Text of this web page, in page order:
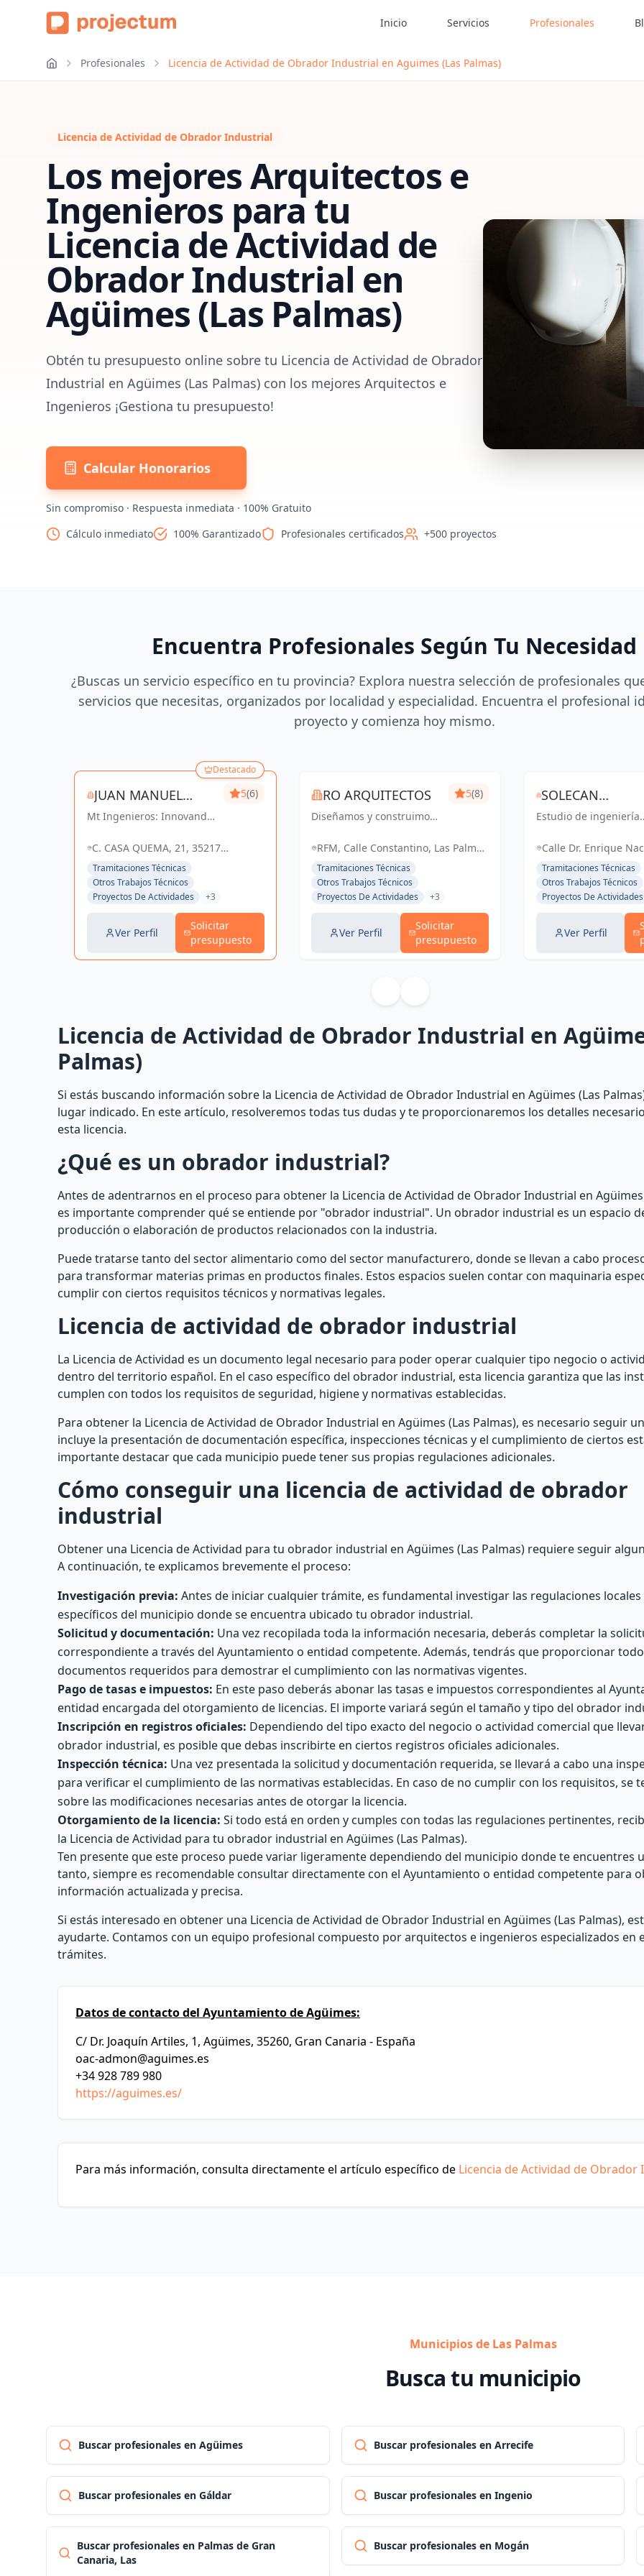
Inicio Servicios Profesionales
Profesionales Licencia de Actividad de Obrador Industrial en Aguimes (Las Palmas)
Licencia de Actividad de Obrador Industrial
Los mejores Arquitectos e
Ingenieros para tu
Licencia de Actividad de
Obrador Industrial en
Agüimes (Las Palmas)
Obtén tu presupuesto online sobre tu Licencia de Actividad de Obrador
Industrial en Agüimes (Las Palmas) con los mejores Arquitectos e
Ingenieros ¡Gestiona tu presupuesto!
Calcular Honorarios
Sin compromiso · Respuesta inmediata · 100% Gratuito
Cálculo inmediato
100% Garantizado Profesionales certificados +500 proyectos
Encuentra Profesionales Según Tu Necesidad
¿Buscas un servicio específico en tu provincia? Explora nuestra selección de profesionales
servicios que necesitas, organizados por localidad y especialidad. Encuentra el profesional
proyecto y comienza hoy mismo.
Destacado
JUAN MANUEL
TORRES SANCHEZ
Mt Ingenieros: Innovando
construyendo un futuro
Valsequillo de Gran
Canaria.
5(6)
C. CASA QUEMA, 21, 35217
VALSEQUILLO, LAS PALMAS,
ESPAÑA, España
Tramitaciones Técnicas
Otros Trabajos Técnicos
Proyectos De Actividades
+3
Ver Perfil
Solicitar
presupuesto
RO ARQUITECTOS
Diseñamos y construimos
que reflejan tu estilo de
necesidades, ofreciendo
una gama completa de
servicios de arquitectura y
5(8)
RFM, Calle Constantino, Las Palmas
de Gran Canaria, España, España
Tramitaciones Técnicas
Otros Trabajos Técnicos
Proyectos De Actividades
+3
Ver Perfil
Solicitar
presupuesto
SOLECAN
INGENEIRIA Y
DESPACHO
TÉCNICO
Estudio de ingeniería
integrales,
por su enfoque en el
trato humano y directo
con el cliente.
Calle Dr. Enrique
Hernández,
España
Tramitaciones Técnicas
Otros Trabajos Técnicos
Proyectos De Actividades
Ver Perfil
Licencia de Actividad de Obrador Industrial en
Palmas)
Si estás buscando información sobre la Licencia de Actividad de Obrador Industrial en Agüimes (Las
lugar indicado. En este artículo, resolveremos todas tus dudas y te proporcionaremos los detalles
esta licencia.
¿Qué es un obrador industrial?
Antes de adentrarnos en el proceso para obtener la Licencia de Actividad de Obrador Industrial en Agüimes
es importante comprender qué se entiende por "obrador industrial". Un obrador industrial es un espacio
producción o elaboración de productos relacionados con la industria.
Puede tratarse tanto del sector alimentario como del sector manufacturero, donde se llevan a cabo
para transformar materias primas en productos finales. Estos espacios suelen contar con maquinaria
cumplir con ciertos requisitos técnicos y normativas legales.
Licencia de actividad de obrador industrial
La Licencia de Actividad es un documento legal necesario para poder operar cualquier tipo negocio o
dentro del territorio español. En el caso específico del obrador industrial, esta licencia garantiza que las
cumplen con todos los requisitos de seguridad, higiene y normativas establecidas.
Para obtener la Licencia de Actividad de Obrador Industrial en Agüimes (Las Palmas), es necesario seguir
incluye la presentación de documentación específica, inspecciones técnicas y el cumplimiento de ciertos
importante destacar que cada municipio puede tener sus propias regulaciones adicionales.
Cómo conseguir una licencia de actividad de obrador
industrial
Obtener una Licencia de Actividad para tu obrador industrial en Agüimes (Las Palmas) requiere seguir
A continuación, te explicamos brevemente el proceso:
Investigación previa: Antes de iniciar cualquier trámite, es fundamental investigar las regulaciones
específicos del municipio donde se encuentra ubicado tu obrador industrial.
Solicitud y documentación: Una vez recopilada toda la información necesaria, deberás completar la
correspondiente a través del Ayuntamiento o entidad competente. Además, tendrás que proporcionar
documentos requeridos para demostrar el cumplimiento con las normativas vigentes.
Pago de tasas e impuestos: En este paso deberás abonar las tasas e impuestos correspondientes al
entidad encargada del otorgamiento de licencias. El importe variará según el tamaño y tipo del obrador
Inscripción en registros oficiales: Dependiendo del tipo exacto del negocio o actividad comercial que
obrador industrial, es posible que debas inscribirte en ciertos registros oficiales adicionales.
Inspección técnica: Una vez presentada la solicitud y documentación requerida, se llevará a cabo una
para verificar el cumplimiento de las normativas establecidas. En caso de no cumplir con los requisitos, se
sobre las modificaciones necesarias antes de otorgar la licencia.
Otorgamiento de la licencia: Si todo está en orden y cumples con todas las regulaciones pertinentes,
la Licencia de Actividad para tu obrador industrial en Agüimes (Las Palmas).
Ten presente que este proceso puede variar ligeramente dependiendo del municipio donde te encuentres
tanto, siempre es recomendable consultar directamente con el Ayuntamiento o entidad competente para
información actualizada y precisa.
Si estás interesado en obtener una Licencia de Actividad de Obrador Industrial en Agüimes (Las Palmas),
ayudarte. Contamos con un equipo profesional compuesto por arquitectos e ingenieros especializados en
trámites.
Datos de contacto del Ayuntamiento de Agüimes:
C/ Dr. Joaquín Artiles, 1, Agüimes, 35260, Gran Canaria - España
oac-admon@aguimes.es
+34 928 789 980
https://aguimes.es/
Para más información, consulta directamente el artículo específico de Licencia de Actividad de Obrador
Municipios de Las Palmas
Busca tu municipio
Buscar profesionales en Agüimes Buscar profesionales en Arrecife
Buscar profesionales en Gáldar Buscar profesionales en Ingenio
Buscar profesionales en Palmas de Gran
Canaria, Las
Buscar profesionales en Mogán